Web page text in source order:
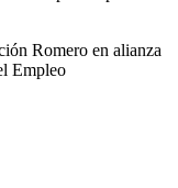
Romero en alianza
Empleo